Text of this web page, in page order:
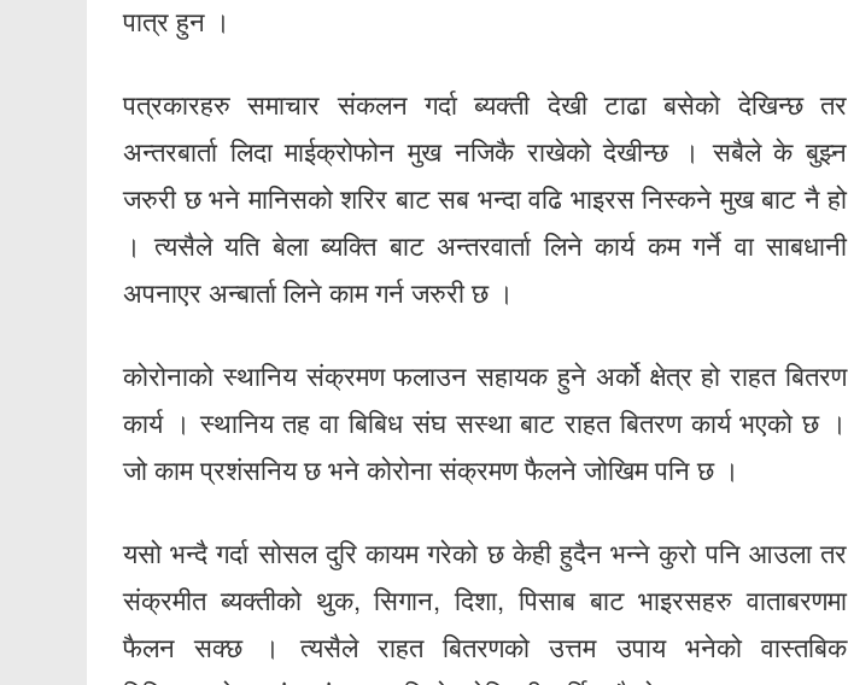
पात्र हुन ।
पत्रकारहरु समाचार संकलन गर्दा ब्यक्ती देखी टाढा बसेको देखिन्छ तर
अन्तरबार्ता लिदा माईक्रोफोन मुख नजिकै राखेको देखीन्छ । सबैले के बुझ्न
जरुरी छ भने मानिसको शरिर बाट सब भन्दा वढि भाइरस निस्कने मुख बाट नै हो
। त्यसैले यति बेला ब्यक्ति बाट अन्तरवार्ता लिने कार्य कम गर्ने वा साबधानी
अपनाएर अन्बार्ता लिने काम गर्न जरुरी छ ।
कोरोनाको स्थानिय संक्रमण फलाउन सहायक हुने अर्को क्षेत्र हो राहत बितरण
कार्य । स्थानिय तह वा बिबिध संघ सस्था बाट राहत बितरण कार्य भएको छ ।
जो काम प्रशंसनिय छ भने कोरोना संक्रमण फैलने जोखिम पनि छ ।
यसो भन्दै गर्दा सोसल दुरि कायम गरेको छ केही हुदैन भन्ने कुरो पनि आउला तर
संक्रमीत ब्यक्तीको थुक, सिगान, दिशा, पिसाब बाट भाइरसहरु वाताबरणमा
फैलन सक्छ । त्यसैले राहत बितरणको उत्तम उपाय भनेको वास्तबिक